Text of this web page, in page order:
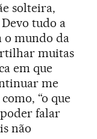
solteira,
tudo a
o mundo da
muitas
em que
me
“o que
falar
não